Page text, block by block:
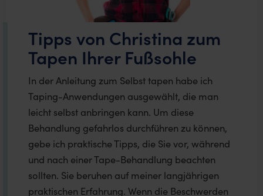
Tipps von Christina zum
Tapen Ihrer Fußsohle
In der Anleitung zum Selbst tapen habe ich
Taping-Anwendungen ausgewählt, die man
leicht selbst anbringen kann. Um diese
Behandlung gefahrlos durchführen zu können,
gebe ich praktische Tipps, die Sie vor, während
und nach einer Tape-Behandlung beachten
sollten. Sie beruhen auf meiner langjährigen
praktischen Erfahrung. Wenn die Beschwerden